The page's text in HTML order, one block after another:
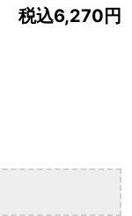
税込6,270円